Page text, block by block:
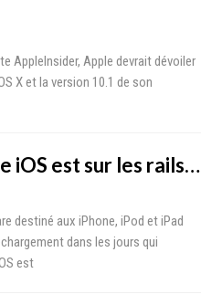
AppleInsider, Apple devrait dévoiler
X et la version 10.1 de son
iOS est sur les rails…
destiné aux iPhone, iPod et iPad
dans les jours qui
est